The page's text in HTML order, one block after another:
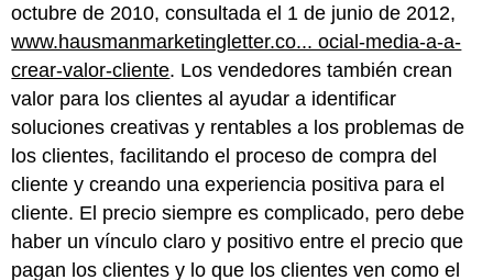
octubre de 2010, consultada el 1 de junio de 2012,
www.hausmanmarketingletter.co... ocial-media-a-a-
crear-valor-cliente. Los vendedores también crean
valor para los clientes al ayudar a identificar
soluciones creativas y rentables a los problemas de
los clientes, facilitando el proceso de compra del
cliente y creando una experiencia positiva para el
cliente. El precio siempre es complicado, pero debe
haber un vínculo claro y positivo entre el precio que
pagan los clientes y lo que los clientes ven como el